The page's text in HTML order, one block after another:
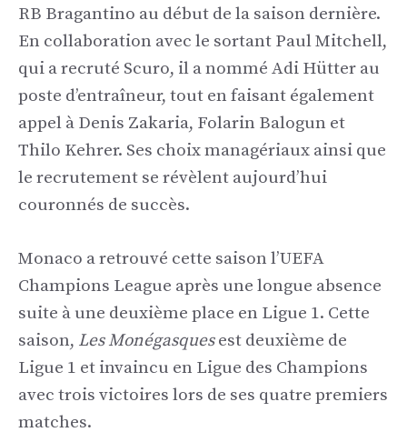
RB Bragantino au début de la saison dernière.
En collaboration avec le sortant Paul Mitchell,
qui a recruté Scuro, il a nommé Adi Hütter au
poste d’entraîneur, tout en faisant également
appel à Denis Zakaria, Folarin Balogun et
Thilo Kehrer. Ses choix managériaux ainsi que
le recrutement se révèlent aujourd’hui
couronnés de succès.
Monaco a retrouvé cette saison l’UEFA
Champions League après une longue absence
suite à une deuxième place en Ligue 1. Cette
saison, Les Monégasquesest deuxième de
Ligue 1 et invaincu en Ligue des Champions
avec trois victoires lors de ses quatre premiers
matches.